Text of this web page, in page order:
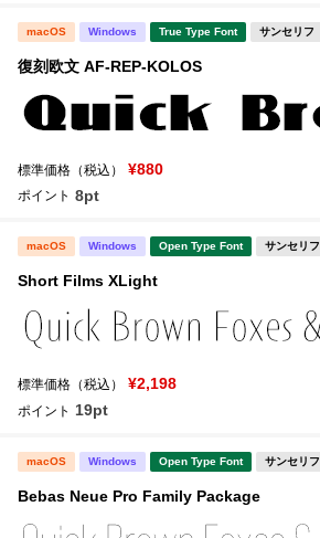
macOS Windows True Type Font サンセリフ
復刻欧文 AF-REP-KOLOS
標準価格（税込） ¥880
ポイント 8pt
macOS Windows Open Type Font サンセリフ
Short Films XLight
標準価格（税込） ¥2,198
ポイント 19pt
macOS Windows Open Type Font サンセリフ
Bebas Neue Pro Family Package